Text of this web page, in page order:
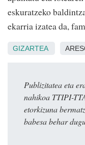
eskuratzeko
ekarria izatea da,
GIZARTEA
Publizitatea eta
nahikoa TTIPI-
etorkizuna
babesa behar